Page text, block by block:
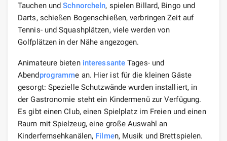
Tauchen undSchnorcheln, spielen Billard, Bingo und
Darts, schießen Bogenschießen, verbringen Zeit auf
Tennis- und Squashplätzen, viele werden von
Golfplätzen in der Nähe angezogen.
Animateure bieten interessante Tages- und
Abendprogramme an. Hier ist für die kleinen Gäste
gesorgt: Spezielle Schutzwände wurden installiert, in
der Gastronomie steht ein Kindermenü zur Verfügung.
Es gibt einen Club, einen Spielplatz im Freien und einen
Raum mit Spielzeug, eine große Auswahl an
Kinderfernsehkanälen, Filmen, Musik und Brettspielen.